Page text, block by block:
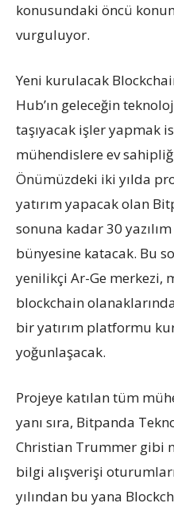
konusundaki öncü
vurguluyor.
Yeni kurulacak
Hub’ın geleceğin
taşıyacak işler yapmak
mühendislere ev
Önümüzdeki iki yılda
yatırım yapacak olan
sonuna kadar 30
bünyesine katacak. Bu
yenilikçi Ar-Ge merkezi,
blockchain
bir yatırım platformu
yoğunlaşacak.
Projeye katılan tüm
yanı sıra, Bitpanda
Christian Trummer gibi
bilgi alışverişi
yılından bu yana